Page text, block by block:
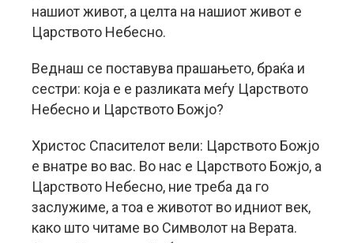
нашиот живот, а целта на нашиот живот е
Царството Небесно.
Веднаш се поставува прашањето, браќа и
сестри: која е е разликата меѓу Царството
Небесно и Царството Божјо?
Христос Спасителот вели: Царството Божјо
е внатре во вас. Во нас е Царството Божјо, а
Царството Небесно, ние треба да го
заслужиме, а тоа е животот во идниот век,
како што читаме во Символот на Верата.